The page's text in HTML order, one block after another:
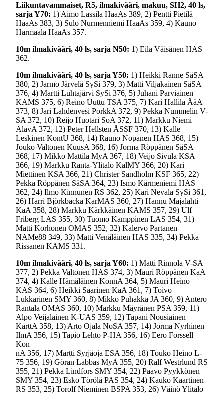
Liikuntavammaiset, R5, ilmakivääri, makuu, SH2, 40 ls,
sarja Y70: 1) Aimo Lassila HaaAs 389, 2) Pentti Pietilä
HaaAs 383, 3) Sulo Nurmenniemi HaaAs 359, 4) Kauno
Harmaala HaaAs 357.
10m ilmakivääri, 40 ls, sarja N50: 1) Eila Väisänen HAS
362.
10m ilmakivääri, 40 ls, sarja Y50: 1) Heikki Ranne SäSA
380, 2) Jarmo Järvelä SySi 379, 3) Matti Viljakainen SäSA
376, 4) Martti Luhtajärvi SySi 376, 5) Juhani Parviainen
KAMS 375, 6) Reino Uuttu TSA 375, 7) Kari Hallila ÄäA
373, 8) Jari Lahdenvesi PorkkA 372, 9) Pekka Nummelin V-
SA 372, 10) Reijo Huotari SoA 372, 11) Markku Niemi
AlavA 372, 12) Peter Hellsten ÅSSF 370, 13) Kalle
Leskinen KontU 368, 14) Rauno Nopanen HAS 368, 15)
Jouko Valtonen KuusA 368, 16) Jorma Röppänen SäSA
368, 17) Mikko Mattila MyA 367, 18) Veijo Sivula KSA
366, 19) Markku Ranta-Ylitalo KalMY 366, 20) Kari
Miettinen KSA 366, 21) Christer Sandholm KSF 365, 22)
Pekka Röppänen SäSA 364, 23) Ismo Kärmeniemi HAS
362, 24) Ilmo Kinnunen RS 362, 25) Kari Nevala SySi 361,
26) Harri Björkbacka KarMAS 360, 27) Hannu Majalahti
KaA 358, 28) Markku Kärkkäinen KAMS 357, 29) Ulf
Friberg LAS 355, 30) Tuomo Kamppinen LAS 354, 31)
Matti Korhonen OMAS 352, 32) Kalervo Partanen
NAMe88 349, 33) Matti Venäläinen HAS 335, 34) Pekka
Rissanen KAMS 331.
10m ilmakivääri, 40 ls, sarja Y60: 1) Matti Rinnola V-SA
377, 2) Pekka Valtonen HAS 374, 3) Mauri Röppänen KaA
374, 4) Kalle Hämäläinen KonnA 364, 5) Mauri Heino
KAS 364, 6) Heikki Saarinen KaA 361, 7) Toivo
Lukkarinen SMY 360, 8) Mikko Puhakka JA 360, 9) Antero
Rantala OMAS 360, 10) Markku Mäyränen PSA 359, 11)
Alpo Veijalainen K-UAS 359, 12) Tapani Nousiainen
KarttA 358, 13) Arto Ojala NoSA 357, 14) Jorma Nyrhinen
IlmA 356, 15) Tapio Lehto P-HA 356, 16) Eero Forssell
Kon
nA 356, 17) Martti Syrjäoja ESA 356, 18) Touko Heino L-
75 356, 19) Göran Labbas MyA 355, 20) Ralf Westrlund RS
355, 21) Pekka Lindfors SMY 354, 22) Paavo Pyykkönen
SMY 354, 23) Esko Törölä PAS 354, 24) Kauko Kaartinen
RS 353, 25) Torolf Nieminen BSPA 353, 26) Väinö Ylitalo